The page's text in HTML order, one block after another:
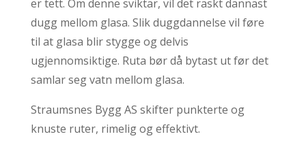
er tett. Om denne sviktar, vil det raskt dannast
dugg mellom glasa. Slik duggdannelse vil føre
til at glasa blir stygge og delvis
ugjennomsiktige. Ruta bør då bytast ut før det
samlar seg vatn mellom glasa.
Straumsnes Bygg AS skifter punkterte og
knuste ruter, rimelig og effektivt.